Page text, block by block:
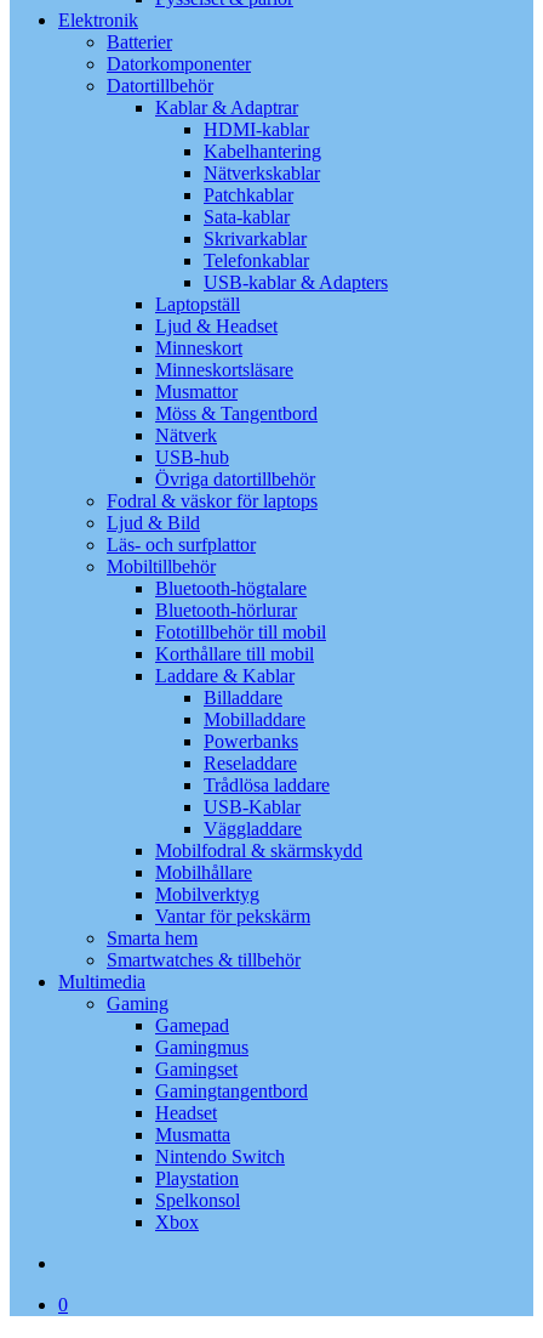
Elektronik
Batterier
Datorkomponenter
Datortillbehör
Kablar & Adaptrar
HDMI-kablar
Kabelhantering
Nätverkskablar
Patchkablar
Sata-kablar
Skrivarkablar
Telefonkablar
USB-kablar & Adapters
Laptopställ
Ljud & Headset
Minneskort
Minneskortsläsare
Musmattor
Möss & Tangentbord
Nätverk
USB-hub
Övriga datortillbehör
Fodral & väskor för laptops
Ljud & Bild
Läs- och surfplattor
Mobiltillbehör
Bluetooth-högtalare
Bluetooth-hörlurar
Fototillbehör till mobil
Korthållare till mobil
Laddare & Kablar
Billaddare
Mobilladdare
Powerbanks
Reseladdare
Trådlösa laddare
USB-Kablar
Väggladdare
Mobilfodral & skärmskydd
Mobilhållare
Mobilverktyg
Vantar för pekskärm
Smarta hem
Smartwatches & tillbehör
Multimedia
Gaming
Gamepad
Gamingmus
Gamingset
Gamingtangentbord
Headset
Musmatta
Nintendo Switch
Playstation
Spelkonsol
Xbox
0